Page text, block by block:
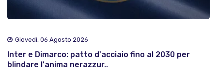
Giovedì, 06 Agosto 2026
Inter e Dimarco: patto d'acciaio fino al 2030 per
blindare l'anima nerazzur..